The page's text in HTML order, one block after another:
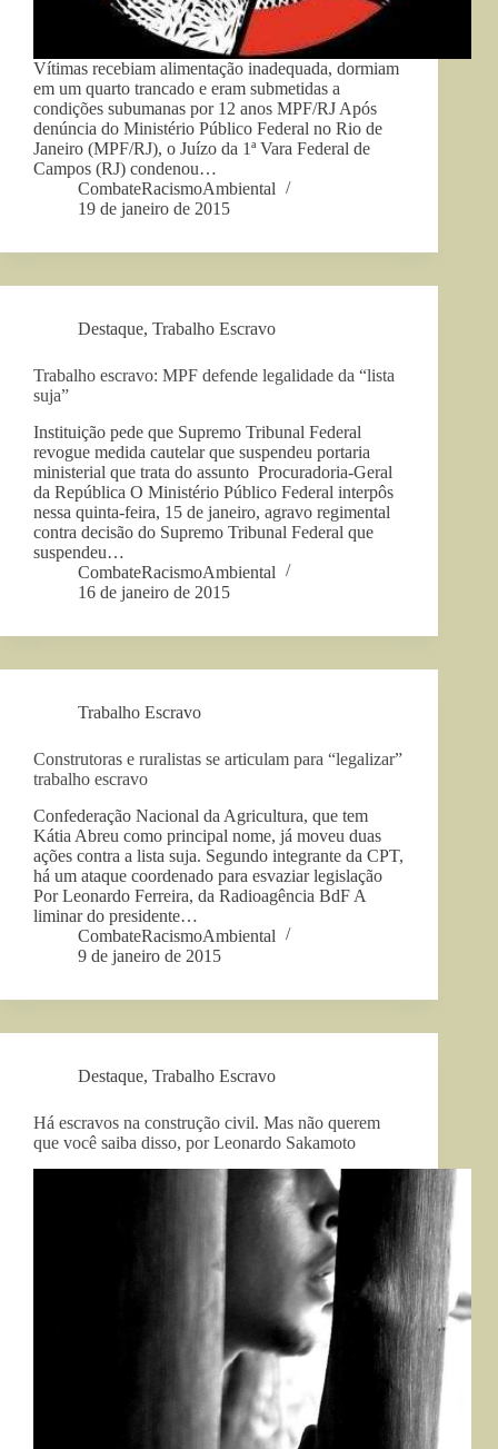
Vítimas recebiam alimentação inadequada, dormiam
em um quarto trancado e eram submetidas a
condições subumanas por 12 anos MPF/RJ Após
denúncia do Ministério Público Federal no Rio de
Janeiro (MPF/RJ), o Juízo da 1ª Vara Federal de
Campos (RJ) condenou…
CombateRacismoAmbiental
19 de janeiro de 2015
Destaque, Trabalho Escravo
Trabalho escravo: MPF defende legalidade da “lista
suja”
Instituição pede que Supremo Tribunal Federal
revogue medida cautelar que suspendeu portaria
ministerial que trata do assunto Procuradoria-Geral
da República O Ministério Público Federal interpôs
nessa quinta-feira, 15 de janeiro, agravo regimental
contra decisão do Supremo Tribunal Federal que
suspendeu…
CombateRacismoAmbiental
16 de janeiro de 2015
Trabalho Escravo
Construtoras e ruralistas se articulam para “legalizar”
trabalho escravo
Confederação Nacional da Agricultura, que tem
Kátia Abreu como principal nome, já moveu duas
ações contra a lista suja. Segundo integrante da CPT,
há um ataque coordenado para esvaziar legislação
Por Leonardo Ferreira, da Radioagência BdF A
liminar do presidente…
CombateRacismoAmbiental
9 de janeiro de 2015
Destaque, Trabalho Escravo
Há escravos na construção civil. Mas não querem
que você saiba disso, por Leonardo Sakamoto